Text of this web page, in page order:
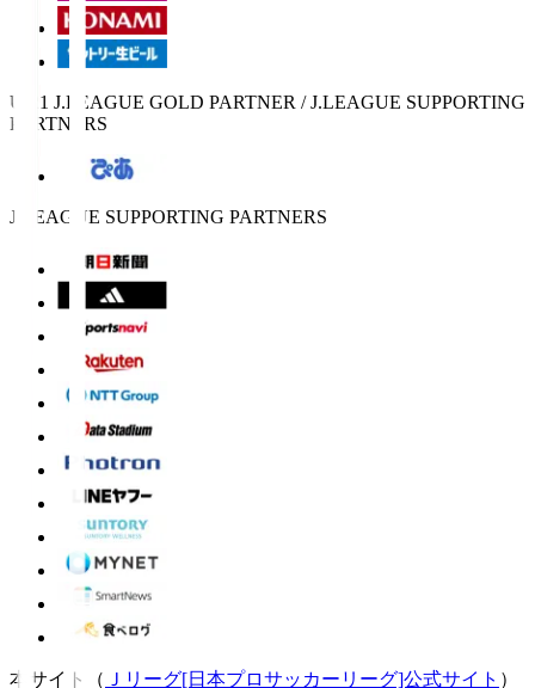
U-21 J.LEAGUE GOLD PARTNER / J.LEAGUE SUPPORTING
PARTNERS
J.LEAGUE SUPPORTING PARTNERS
本サイト（ Ｊリーグ[日本プロサッカーリーグ]公式サイト ）